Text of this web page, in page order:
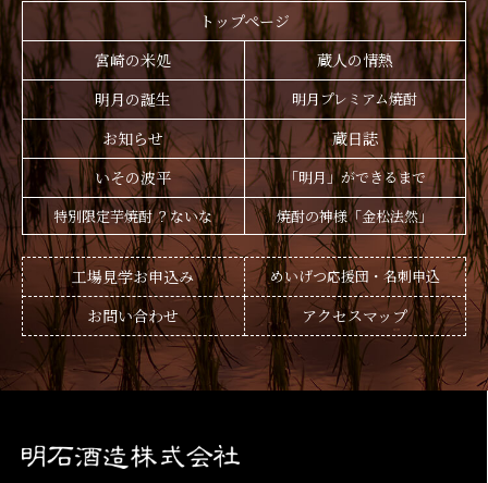
トップページ
宮崎の米処
蔵人の情熱
明月の誕生
明月プレミアム焼酎
お知らせ
蔵日誌
いその波平
「明月」ができるまで
特別限定芋焼酎 ？ないな
焼酎の神様「金松法然」
工場見学お申込み めいげつ応援団・名刺申込
お問い合わせ アクセスマップ